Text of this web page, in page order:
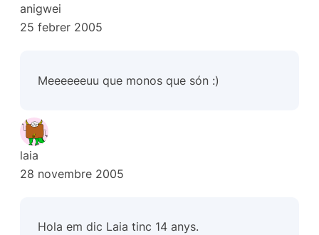
anigwei
25 febrer 2005
Meeeeeeuu que monos que són :)
laia
28 novembre 2005
Hola em dic Laia tinc 14 anys.